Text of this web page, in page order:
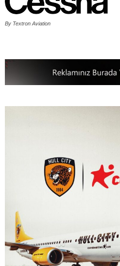
By Textron Aviation